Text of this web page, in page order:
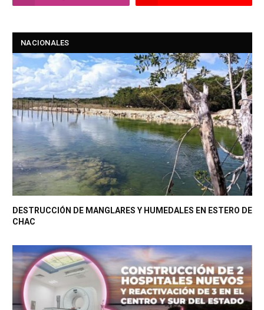
NACIONALES
DESTRUCCIÓN DE MANGLARES Y HUMEDALES EN ESTERO DE
CHAC